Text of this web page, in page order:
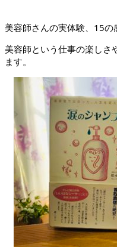
美容師さんの実体験、 15の
美容師という仕事の楽しさ
ます。